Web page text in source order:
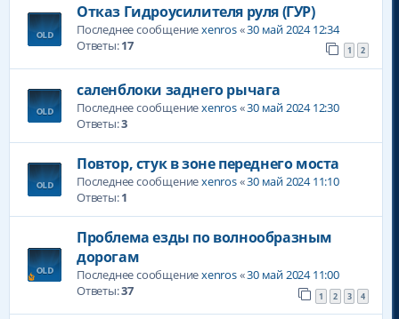
Отказ Гидроусилителя руля (ГУР)
Последнее сообщениеxenros«30 май 2024 12:34
Ответы:17 1 2
саленблоки заднего рычага
Последнее сообщениеxenros«30 май 2024 12:30
Ответы:3
Повтор, стук в зоне переднего моста
Последнее сообщениеxenros«30 май 2024 11:10
Ответы:1
Проблема езды по волнообразным
дорогам
Последнее сообщениеxenros«30 май 2024 11:00
Ответы:37 1 2 3 4